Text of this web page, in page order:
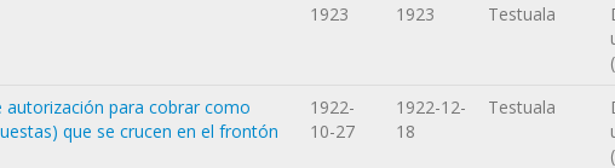
1923 1923 Testuala
para cobrar como
que se crucen en el frontón
1922-
10-27
1922-12-
18
Testuala